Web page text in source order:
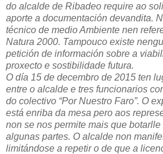
do alcalde de Ribadeo require ao
aporte a documentación devandita.
técnico de medio Ambiente nen
Natura 2000. Tampouco existe
petición de información sobre a
proxecto e sostibilidade futura.
O día 15 de decembro de 2015 ten
entre o alcalde e tres funcionarios
do colectivo “Por Nuestro Faro”. O
está enriba da mesa pero aos
non se nos permite mais que
algunas partes. O alcalde non
limitándose a repetir o de que a